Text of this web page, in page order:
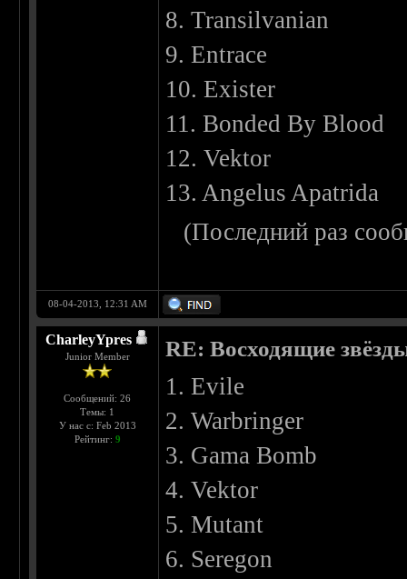
8. Transilvanian
9. Entrace
10. Exister
11. Bonded By Blood
12. Vektor
13. Angelus Apatrida
(Последний раз
08-04-2013, 12:31 AM
CharleyYpres
Junior Member
Сообщений: 26
Темы: 1
У нас с: Feb 2013
Рейтинг: 9
RE: Восходящие
1. Evile
2. Warbringer
3. Gama Bomb
4. Vektor
5. Mutant
6. Seregon